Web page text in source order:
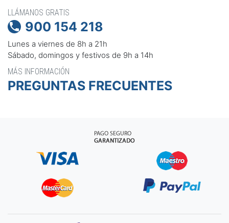
LLÁMANOS GRATIS
 900 154 218
Lunes a viernes de 8h a 21h
Sábado, domingos y festivos de 9h a 14h
MÁS INFORMACIÓN
PREGUNTAS FRECUENTES